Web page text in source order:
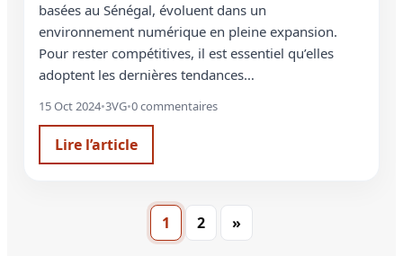
basées au Sénégal, évoluent dans un
environnement numérique en pleine expansion.
Pour rester compétitives, il est essentiel qu’elles
adoptent les dernières tendances…
15 Oct 2024•3VG•0 commentaires
Lire l’article
Navigation
des
1 2 »